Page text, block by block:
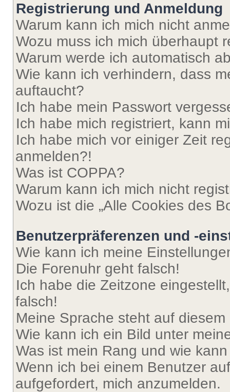
Registrierung und Anmeldung
Warum kann ich mich nicht
Wozu muss ich mich überhaupt
Warum werde ich automatisch
Wie kann ich verhindern, dass
auftaucht?
Ich habe mein Passwort
Ich habe mich registriert, kann
Ich habe mich vor einiger Zeit
anmelden?!
Was ist COPPA?
Warum kann ich mich nicht
Wozu ist die „Alle Cookies des
Benutzerpräferenzen und -
Wie kann ich meine
Die Forenuhr geht falsch!
Ich habe die Zeitzone
falsch!
Meine Sprache steht auf
Wie kann ich ein Bild unter
Was ist mein Rang und wie
Wenn ich bei einem Benutzer
aufgefordert, mich anzumelden.